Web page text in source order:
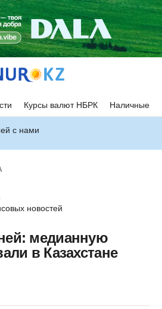
Курсы валют НБРК Наличные
с нами
новостей
медианную
в Казахстане